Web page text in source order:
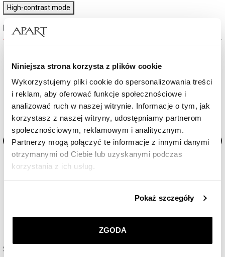
Niniejsza strona korzysta z plików cookie
Wykorzystujemy pliki cookie do spersonalizowania treści
i reklam, aby oferować funkcje społecznościowe i
analizować ruch w naszej witrynie. Informacje o tym, jak
korzystasz z naszej witryny, udostępniamy partnerom
społecznościowym, reklamowym i analitycznym.
Partnerzy mogą połączyć te informacje z innymi danymi
otrzymanymi od Ciebie lub uzyskanymi podczas
korzystania z ich usług.
przez nas plików cookie znajdziesz wPolityce
Pokaż szczegóły
ZGODA
High-contrast mode
Najczęściej wybierane
Zegarek damski Breitling Chronomat 36 Zegarek damski Breitling
46 500zł
Sprawdź dostępność w salonie